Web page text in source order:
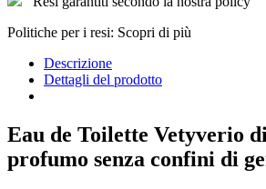
Politiche per i resi: Scopri di più
Descrizione
Dettagli del prodotto
Eau de Toilette Vetyverio
profumo senza confini di